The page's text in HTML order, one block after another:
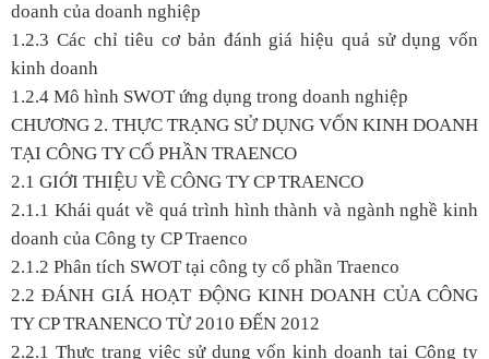
doanh của doanh nghiệp
1.2.3 Các chỉ tiêu cơ bản đánh giá hiệu quả sử dụng vốn
kinh doanh
1.2.4 Mô hình SWOT ứng dụng trong doanh nghiệp
CHƯƠNG 2. THỰC TRẠNG SỬ DỤNG VỐN KINH DOANH
TẠI CÔNG TY CỔ PHẦN TRAENCO
2.1 GIỚI THIỆU VỀ CÔNG TY CP TRAENCO
2.1.1 Khái quát về quá trình hình thành và ngành nghề kinh
doanh của Công ty CP Traenco
2.1.2 Phân tích SWOT tại công ty cổ phần Traenco
2.2 ĐÁNH GIÁ HOẠT ĐỘNG KINH DOANH CỦA CÔNG
TY CP TRANENCO TỪ 2010 ĐẾN 2012
2.2.1 Thực trạng việc sử dụng vốn kinh doanh tại Công ty